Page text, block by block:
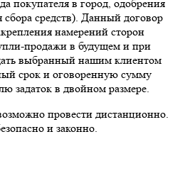
покупателя в город, одобрения
средств). Данный договор
намерений сторон
продажи в будущем и при
выбранный нашим клиентом
срок и оговоренную сумму
задаток в двойном размере.
провести дистанционно.
и законно.